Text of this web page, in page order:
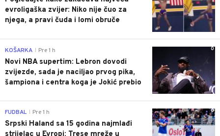
evroligaška zvijer: Niko nije čuo za
njega, a pravi čuda i lomi obruče
0
KOŠARKA Pre 1 h
Novi NBA supertim: Lebron dovodi
zvijezde, sada je naciljao prvog pika,
šampiona i centra koga je Jokić prebio
0
FUDBAL Pre 1 h
Srpski Haland sa 15 godina najmlađi